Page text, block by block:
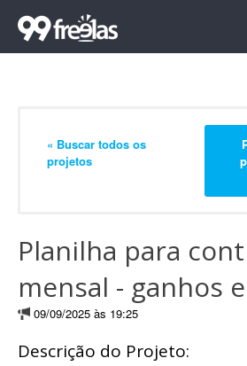
« Buscar todos os
projetos
Planilha para
mensal - ganhos
09/09/2025 às 19:25
Descrição do Projeto: